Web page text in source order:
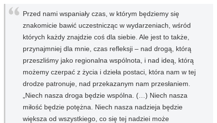
Przed nami wspaniały czas, w którym będziemy się
znakomicie bawić uczestnicząc w wydarzeniach, wśród
których każdy znajdzie coś dla siebie. Ale jest to także,
przynajmniej dla mnie, czas refleksji – nad drogą, którą
przeszliśmy jako regionalna wspólnota, i nad ideą, którą
możemy czerpać z życia i dzieła postaci, która nam w tej
drodze patronuje, nad przekazanym nam przesłaniem.
„Niech nasza droga będzie wspólna. (…) Niech nasza
miłość będzie potężna. Niech nasza nadzieja będzie
większa od wszystkiego, co się tej nadziei może